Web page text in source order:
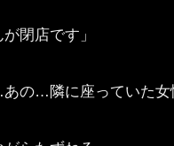
閉店です」
あの…隣に座っていた女